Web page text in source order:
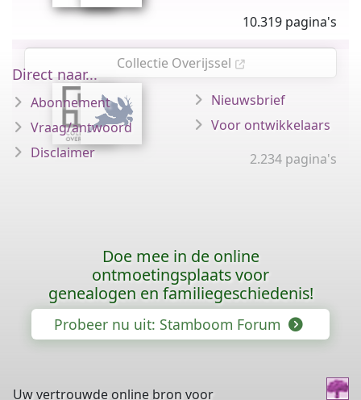
10.319 pagina's
Collectie Overijssel
2.234 pagina's
Direct naar...
Abonnement
Vraag/antwoord
Disclaimer
Nieuwsbrief
Voor ontwikkelaars
Doe mee in de online
ontmoetingsplaats voor
genealogen en familiegeschiedenis!
Probeer nu uit: Stamboom Forum
Uw vertrouwde online bron voor